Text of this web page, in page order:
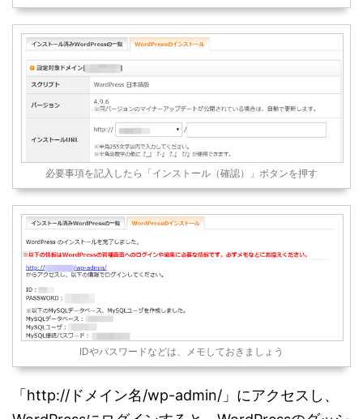
必要事項を記入したら「インストール（確認）」ボタンを押す
IDやパスワードなどは、メモしておきましょう
「http://ドメイン名/wp-admin/」にアクセスし、